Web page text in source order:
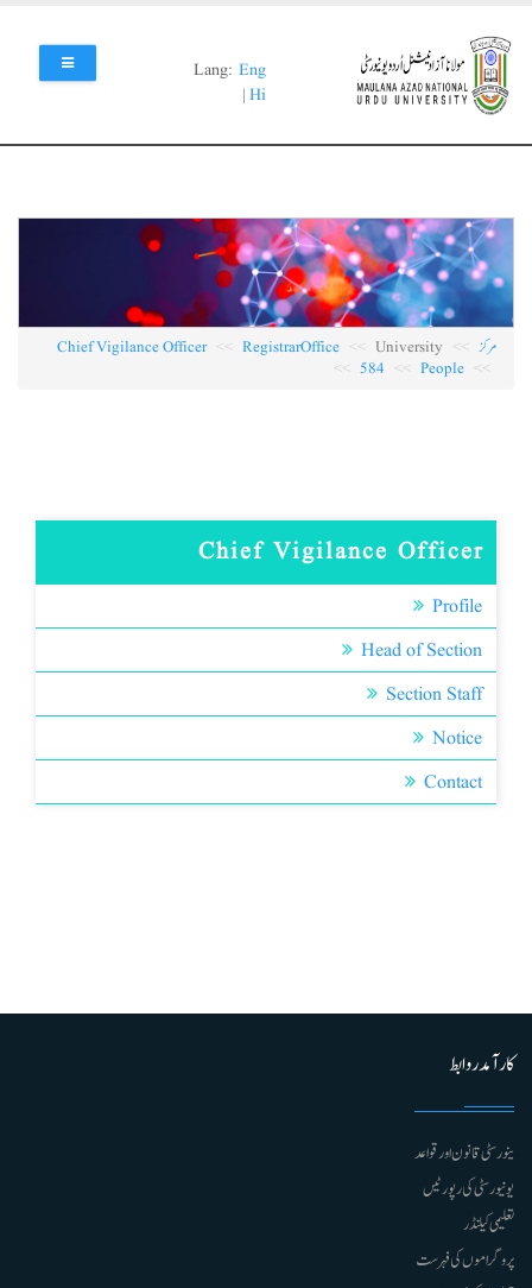
main
content
Lang: Eng
| Hi
مرکز RegistrarOffice
Chief Vigilance Officer
People
584
Chief Vigilance Officer
Profile
Head of Section
Section Staff
Notice
Contact
کارآمد روابط
ینورسٹی قانون اور قواعد
یونیورسٹی کی رپورٹیں
تعلیمی کیلنڈر
پروگراموں کی فہرست